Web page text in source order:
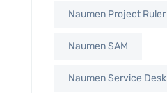
Naumen Project Ruler
Naumen SAM
Naumen Service Desk